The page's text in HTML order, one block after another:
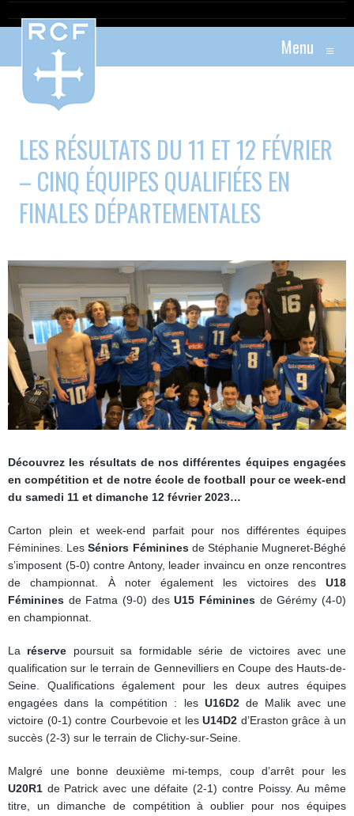
Menu ≡
LES RÉSULTATS DU 11 ET 12 FÉVRIER
– CINQ ÉQUIPES QUALIFIÉES EN
FINALES DÉPARTEMENTALES
Découvrez les résultats de nos différentes équipes engagées
en compétition et de notre école de football pour ce week-end
du samedi 11 et dimanche 12 février 2023…
Carton plein et week-end parfait pour nos différentes équipes
Féminines. LesSéniors Fémininesde Stéphanie Mugneret-Béghé
s’imposent (5-0) contre Antony, leader invaincu en onze rencontres
de championnat. À noter également les victoires des U18
Féminines de Fatma (9-0) desU15 Féminines de Gérémy (4-0)
en championnat.
La réserve poursuit sa formidable série de victoires avec une
qualification sur le terrain de Gennevilliers en Coupe des Hauts-de-
Seine. Qualifications également pour les deux autres équipes
engagées dans la compétition : les U16D2de Malik avec une
victoire (0-1) contre Courbevoie et les U14D2 d’Eraston grâce à un
succès (2-3) sur le terrain de Clichy-sur-Seine.
Malgré une bonne deuxième mi-temps, coup d’arrêt pour les
U20R1 de Patrick avec une défaite (2-1) contre Poissy. Au même
titre, un dimanche de compétition à oublier pour nos équipes